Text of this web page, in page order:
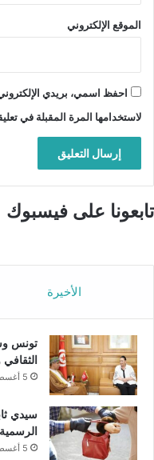
الموقع الإلكتروني
احفظ اسمي، بريدي
لاستخدامها المرة المقبلة في
تابعونا على فيسبوك
الأخيرة
تونس
5 أغسطس، 2026
سيدي
5 أغسطس، 2026